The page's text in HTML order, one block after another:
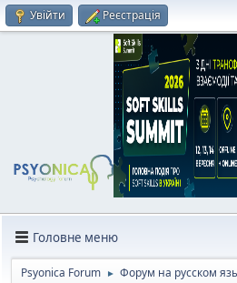
Увійти Реєстрація
Головне меню
Psyonica Forum ► Форум на русском